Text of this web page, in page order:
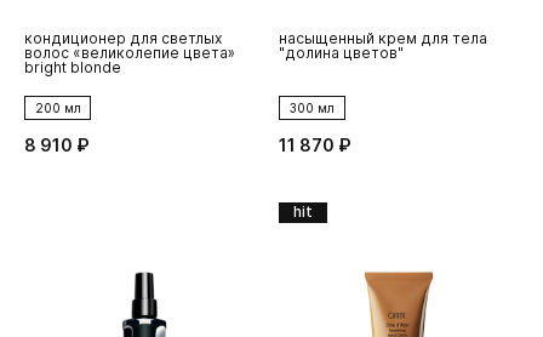
кондиционер для светлых
волос «великолепие цвета»
bright blonde
200 мл
8 910 ₽
насыщенный крем для тела
"долина цветов"
300 мл
11 870 ₽
hit